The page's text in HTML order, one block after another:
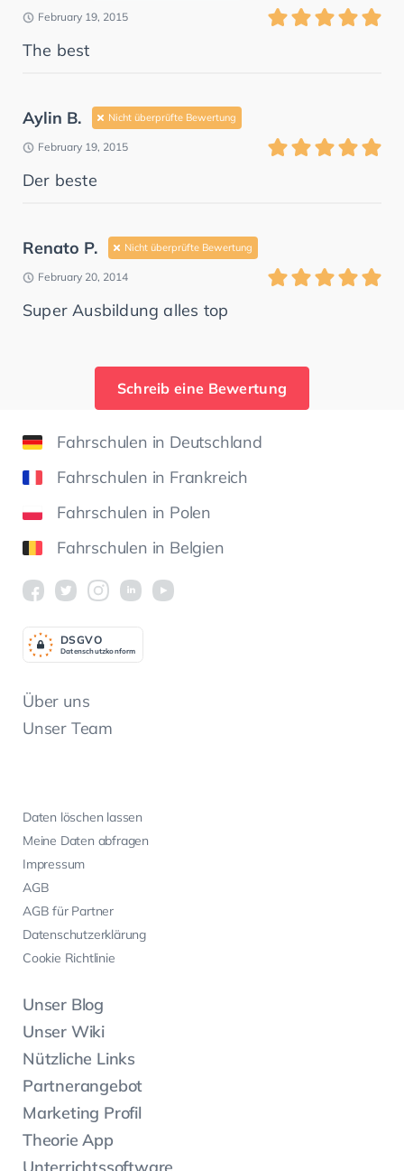
February 19, 2015
The best
Aylin B. Nicht überprüfte Bewertung
February 19, 2015
Der beste
Renato P. Nicht überprüfte Bewertung
February 20, 2014
Super Ausbildung alles top
Schreib eine Bewertung
Fahrschulen in Deutschland
Fahrschulen in Frankreich
Fahrschulen in Polen
Fahrschulen in Belgien
Über uns
Unser Team
Daten löschen lassen
Meine Daten abfragen
Impressum
AGB
AGB für Partner
Datenschutzerklärung
Cookie Richtlinie
Unser Blog
Unser Wiki
Nützliche Links
Partnerangebot
Marketing Profil
Theorie App
Datenschutzkonform
DSGVO